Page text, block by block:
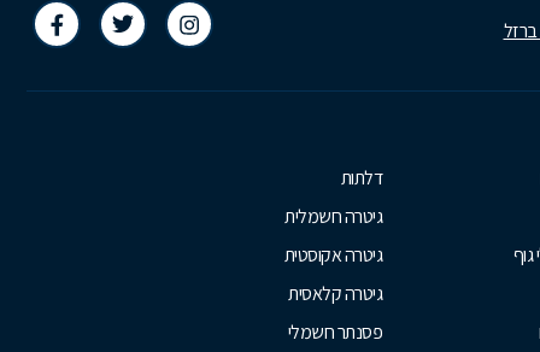
גוף
דלתות
גיטרה חשמלית
גיטרה אקוסטית
גיטרה קלאסית
פסנתר חשמלי